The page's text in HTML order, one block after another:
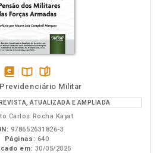
disponível
em
eBook
Disponível
na
B.V.
páginasMilitar
ATUALIZADA E AMPLIADA
Carlos Rocha Kayat
978652631826-3
Páginas: 640
em: 30/05/2025